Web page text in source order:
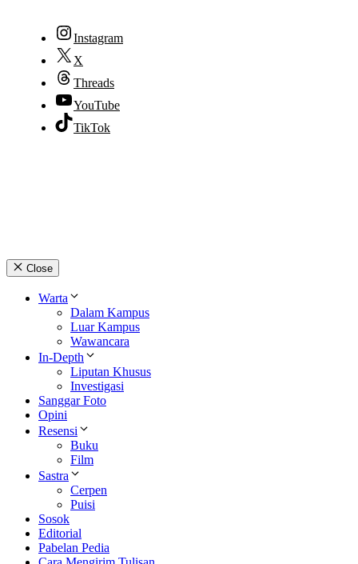
Instagram
X
Threads
YouTube
TikTok
Close
Warta
Dalam Kampus
Luar Kampus
Wawancara
In-Depth
Liputan Khusus
Investigasi
Sanggar Foto
Opini
Resensi
Buku
Film
Sastra
Cerpen
Puisi
Sosok
Editorial
Pabelan Pedia